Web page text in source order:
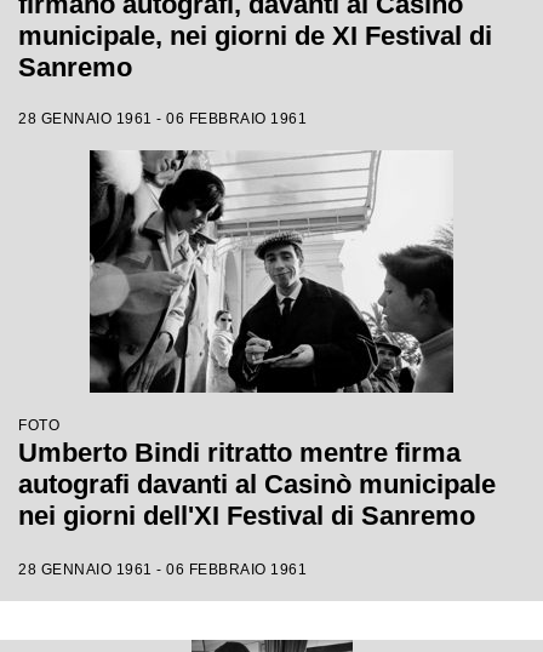
municipale, nei giorni de XI Festival di
Sanremo
28 GENNAIO 1961 - 06 FEBBRAIO 1961
FOTO
Umberto Bindi ritratto mentre firma
autografi davanti al Casinò municipale
nei giorni dell'XI Festival di Sanremo
28 GENNAIO 1961 - 06 FEBBRAIO 1961